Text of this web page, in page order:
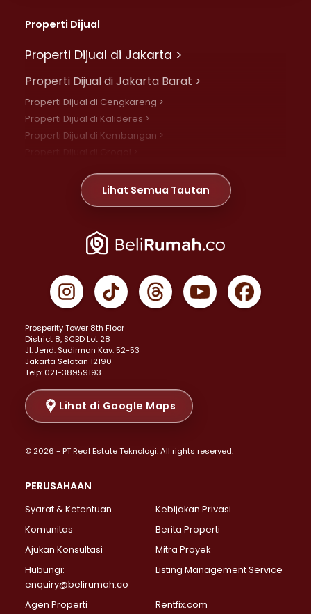
Properti Dijual
Properti Dijual di Jakarta >
Properti Dijual di Jakarta Barat >
Properti Dijual di Cengkareng >
Properti Dijual di Kalideres >
Properti Dijual di Kembangan >
Properti Dijual di Meruya >
Properti Dijual di Jelambar >
Properti Dijual di Jakarta Pusat >
Properti Dijual di Gambir >
Properti Dijual di Johar Baru >
Properti Dijual di Menteng >
Properti Dijual di Senen >
Properti Dijual di Tanah Abang >
Properti Dijual di Cikini >
Properti Dijual di Kramat >
Properti Dijual di Pasar Baru >
Properti Dijual di Bendungan Hilir >
Properti Dijual di Jakarta Selatan >
Properti Dijual di Lebak Bulus >
Properti Dijual di Gandaria Selatan >
Properti Dijual di Pondok Labu >
Properti Dijual di Lenteng Agung >
Properti Dijual di Senayan >
Properti Dijual di Pondok Pinang >
Lihat Semua Tautan
Prosperity Tower 8th Floor
District 8, SCBD Lot 28
JI. Jend. Sudirman Kav. 52-53
Jakarta Selatan 12190
Telp: 021-38959193
Lihat di Google Maps
© 2026 - PT Real Estate Teknologi. All rights reserved.
PERUSAHAAN
Syarat & Ketentuan
Kebijakan Privasi
Komunitas
Berita Properti
Ajukan Konsultasi
Mitra Proyek
Hubungi:
enquiry@belirumah.co
Listing Management Service
Agen Properti Rentfix.com